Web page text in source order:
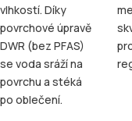
vlhkostí. Díky
povrchové úpravě
DWR (bez PFAS)
se voda sráží na
povrchu a stéká
po oblečení.